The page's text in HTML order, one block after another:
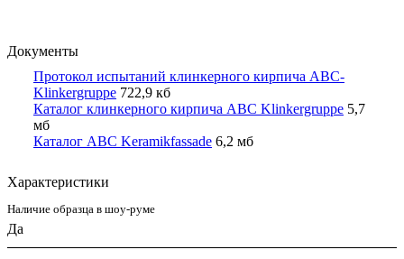
Документы
Протокол испытаний клинкерного кирпича ABC-
Klinkergruppe 722,9 кб
Каталог клинкерного кирпича ABC Klinkergruppe 5,7
мб
Каталог ABC Keramikfassade 6,2 мб
Характеристики
Наличие образца в шоу-руме
Да